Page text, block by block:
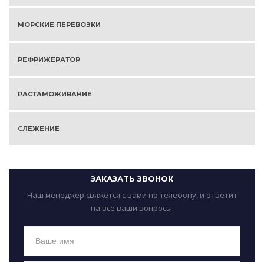
МОРСКИЕ ПЕРЕВОЗКИ
РЕФРИЖЕРАТОР
РАСТАМОЖИВАНИЕ
СЛЕЖЕНИЕ
ЗАКАЗАТЬ ЗВОНОК
Наш менеджер свяжется с вами по телефону, и ответит
на все ваши вопросы.